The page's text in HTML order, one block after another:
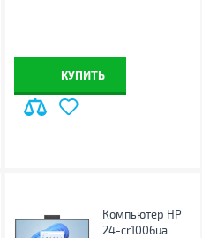
КУПИТЬ
Компьютер HP
24-cr1006ua